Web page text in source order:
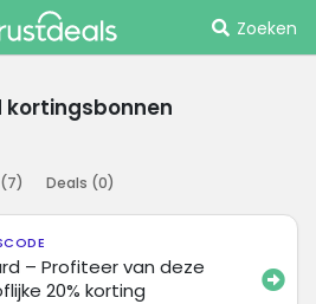
Zoeken
kortingsbonnen
7) Deals (0)
– Profiteer van deze
20% korting